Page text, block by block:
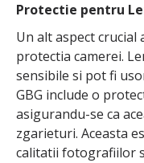
Protectie pentru
Un alt aspect
protectia camerei.
sensibile si pot fi
GBG include o
asigurandu-se ca
zgarieturi. Aceasta
calitatii fotografiilor